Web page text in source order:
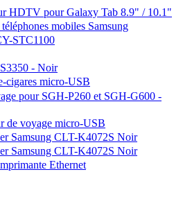
HDTV pour Galaxy Tab 8.9" / 10.1"
mobiles Samsung
STC1100
- Noir
cigares micro-USB
pour SGH-P260 et SGH-G600 -
de voyage micro-USB
Samsung CLT-K4072S Noir
Samsung CLT-K4072S Noir
Ethernet